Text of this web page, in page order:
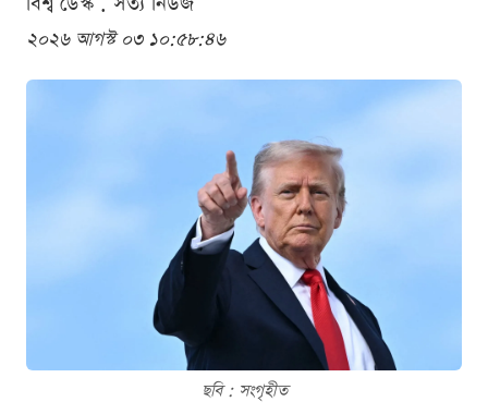
২০২৬ আগস্ট ০৩ ১০:৫৮:৪৬
ছবি : সংগৃহীত